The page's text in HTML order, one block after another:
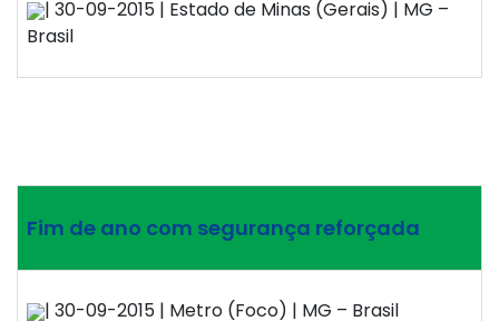
| 30-09-2015 | Estado de Minas (Gerais) | MG –
Brasil
Fim de ano com segurança reforçada
| 30-09-2015 | Metro (Foco) | MG – Brasil